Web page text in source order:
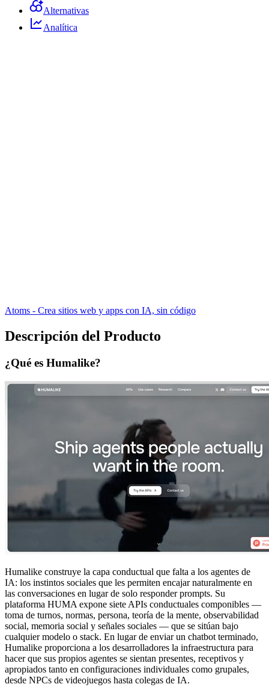
Alternativas
Analítica
Atoms - Crea sitios web y apps con IA, sin código
Descripción del Producto
¿Qué es Humalike?
Humalike construye la capa conductual que falta a los agentes de
IA: los instintos sociales que les permiten encajar naturalmente en
las conversaciones en lugar de solo responder prompts. Su
plataforma HUMA expone siete APIs conductuales componibles —
toma de turnos, normas, persona, teoría de la mente, observabilidad
social, memoria social y señales sociales — que se sitúan bajo
cualquier modelo o stack. En lugar de enviar un chatbot terminado,
Humalike proporciona a los desarrolladores la infraestructura para
hacer que sus propios agentes se sientan presentes, receptivos y
apropiados tanto en configuraciones individuales como grupales,
desde NPCs de videojuegos hasta colegas de IA.